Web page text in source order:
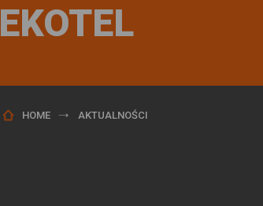
EKOTEL
HOME AKTUALNOŚCI